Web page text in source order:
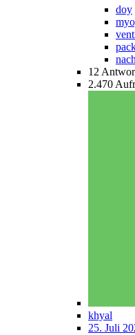
doy
12
2.470
khyal
25. Juli